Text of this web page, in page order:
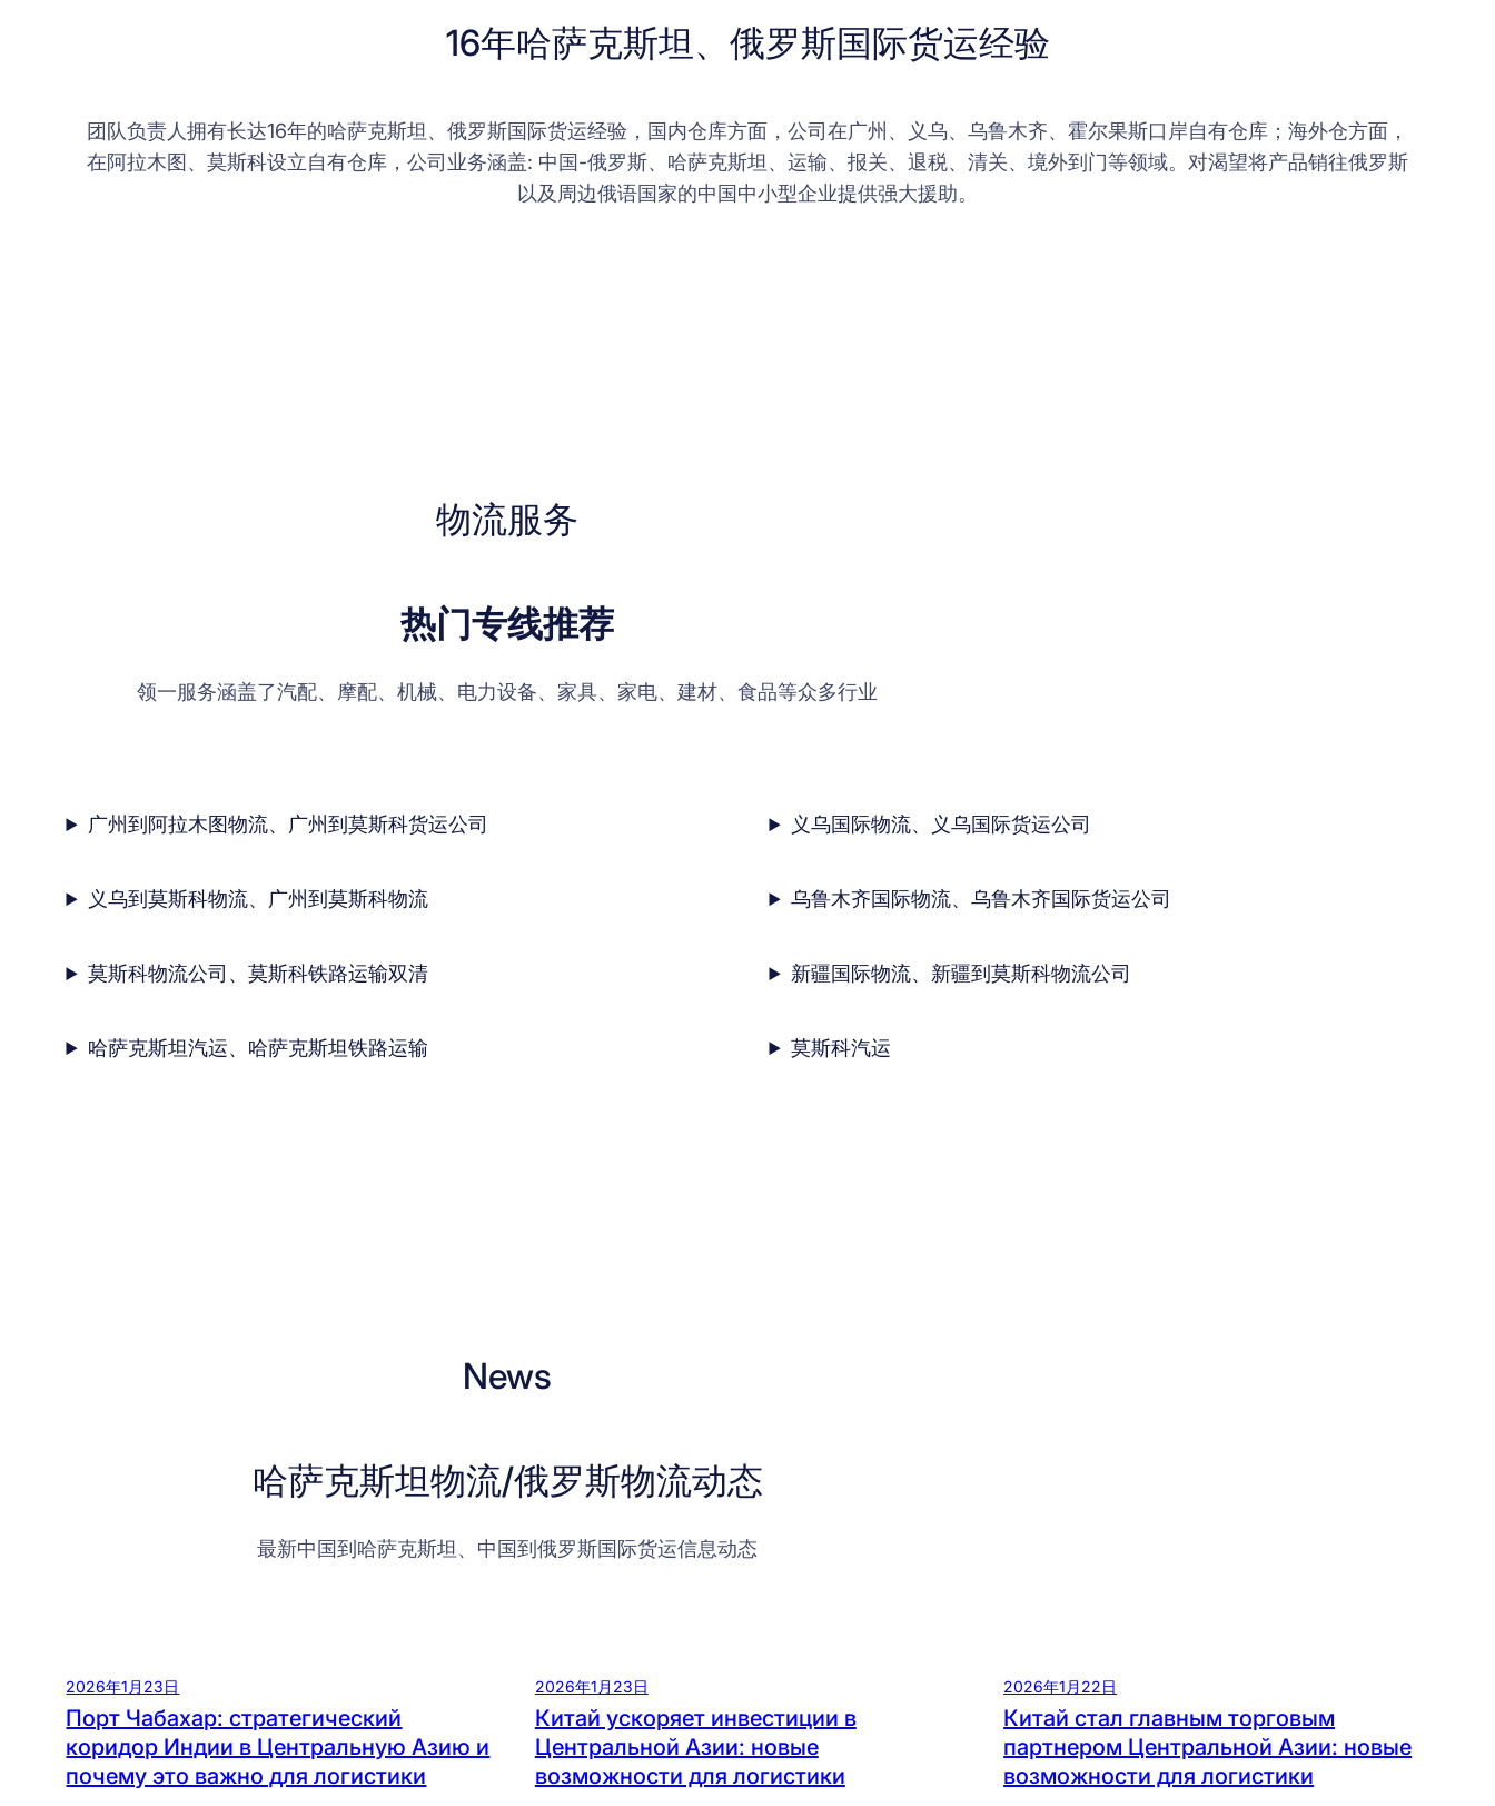
16年哈萨克斯坦、俄罗斯国际货运经验
团队负责人拥有长达16年的哈萨克斯坦、俄罗斯国际货运经验，国内仓库方面，公司在广州、义乌、乌鲁木齐、霍尔果斯口岸自有仓库；海外仓方面，
在阿拉木图、莫斯科设立自有仓库，公司业务涵盖: 中国-俄罗斯、哈萨克斯坦、运输、报关、退税、清关、境外到门等领域。对渴望将产品销往俄罗斯
以及周边俄语国家的中国中小型企业提供强大援助。
物流服务
热门专线推荐
领一服务涵盖了汽配、摩配、机械、电力设备、家具、家电、建材、食品等众多行业
广州到阿拉木图物流、广州到莫斯科货运公司
义乌到莫斯科物流、广州到莫斯科物流
莫斯科物流公司、莫斯科铁路运输双清
哈萨克斯坦汽运、哈萨克斯坦铁路运输
义乌国际物流、义乌国际货运公司
乌鲁木齐国际物流、乌鲁木齐国际货运公司
新疆国际物流、新疆到莫斯科物流公司
莫斯科汽运
News
哈萨克斯坦物流/俄罗斯物流动态
最新中国到哈萨克斯坦、中国到俄罗斯国际货运信息动态
2026年1月23日
Порт Чабахар: стратегический
коридор Индии в Центральную Азию и
почему это важно для логистики
2026年1月23日
Китай ускоряет инвестиции в
Центральной Азии: новые
возможности для логистики
2026年1月22日
Китай стал главным торговым
партнером Центральной Азии: новые
возможности для логистики